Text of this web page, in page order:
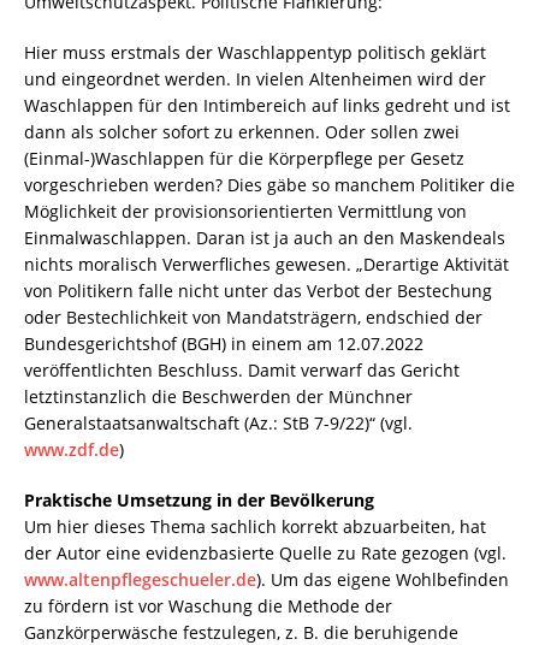
Hier muss erstmals der Waschlappentyp politisch geklärt
und eingeordnet werden. In vielen Altenheimen wird der
Waschlappen für den Intimbereich auf links gedreht und ist
dann als solcher sofort zu erkennen. Oder sollen zwei
(Einmal-)Waschlappen für die Körperpflege per Gesetz
vorgeschrieben werden? Dies gäbe so manchem Politiker die
Möglichkeit der provisionsorientierten Vermittlung von
Einmalwaschlappen. Daran ist ja auch an den Maskendeals
nichts moralisch Verwerfliches gewesen. „Derartige Aktivität
von Politikern falle nicht unter das Verbot der Bestechung
oder Bestechlichkeit von Mandatsträgern, endschied der
Bundesgerichtshof (BGH) in einem am 12.07.2022
veröffentlichten Beschluss. Damit verwarf das Gericht
letztinstanzlich die Beschwerden der Münchner
Generalstaatsanwaltschaft (Az.: StB 7-9/22)“ (vgl.
www.zdf.de)
Praktische Umsetzung in der Bevölkerung
Um hier dieses Thema sachlich korrekt abzuarbeiten, hat
der Autor eine evidenzbasierte Quelle zu Rate gezogen (vgl.
www.altenpflegeschueler.de). Um das eigene Wohlbefinden
zu fördern ist vor Waschung die Methode der
Ganzkörperwäsche festzulegen, z. B. die beruhigende